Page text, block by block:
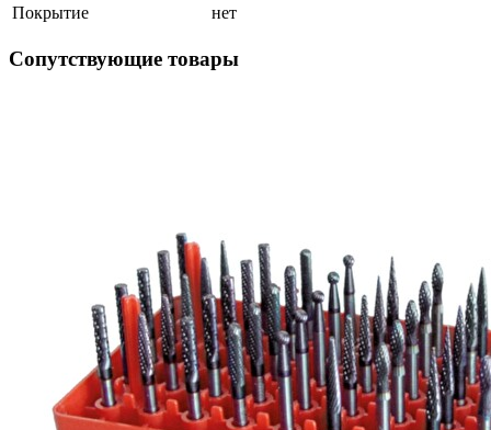
Покрытие
нет
Сопутствующие товары